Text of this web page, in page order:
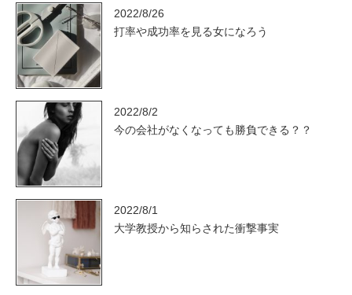
2022/8/26
打率や成功率を見る女になろう
2022/8/2
今の会社がなくなっても勝負できる？？
2022/8/1
大学教授から知らされた衝撃事実